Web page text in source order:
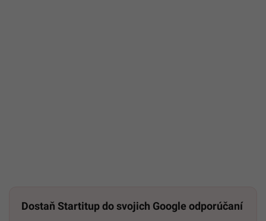
Dostaň Startitup do svojich Google odporúčaní